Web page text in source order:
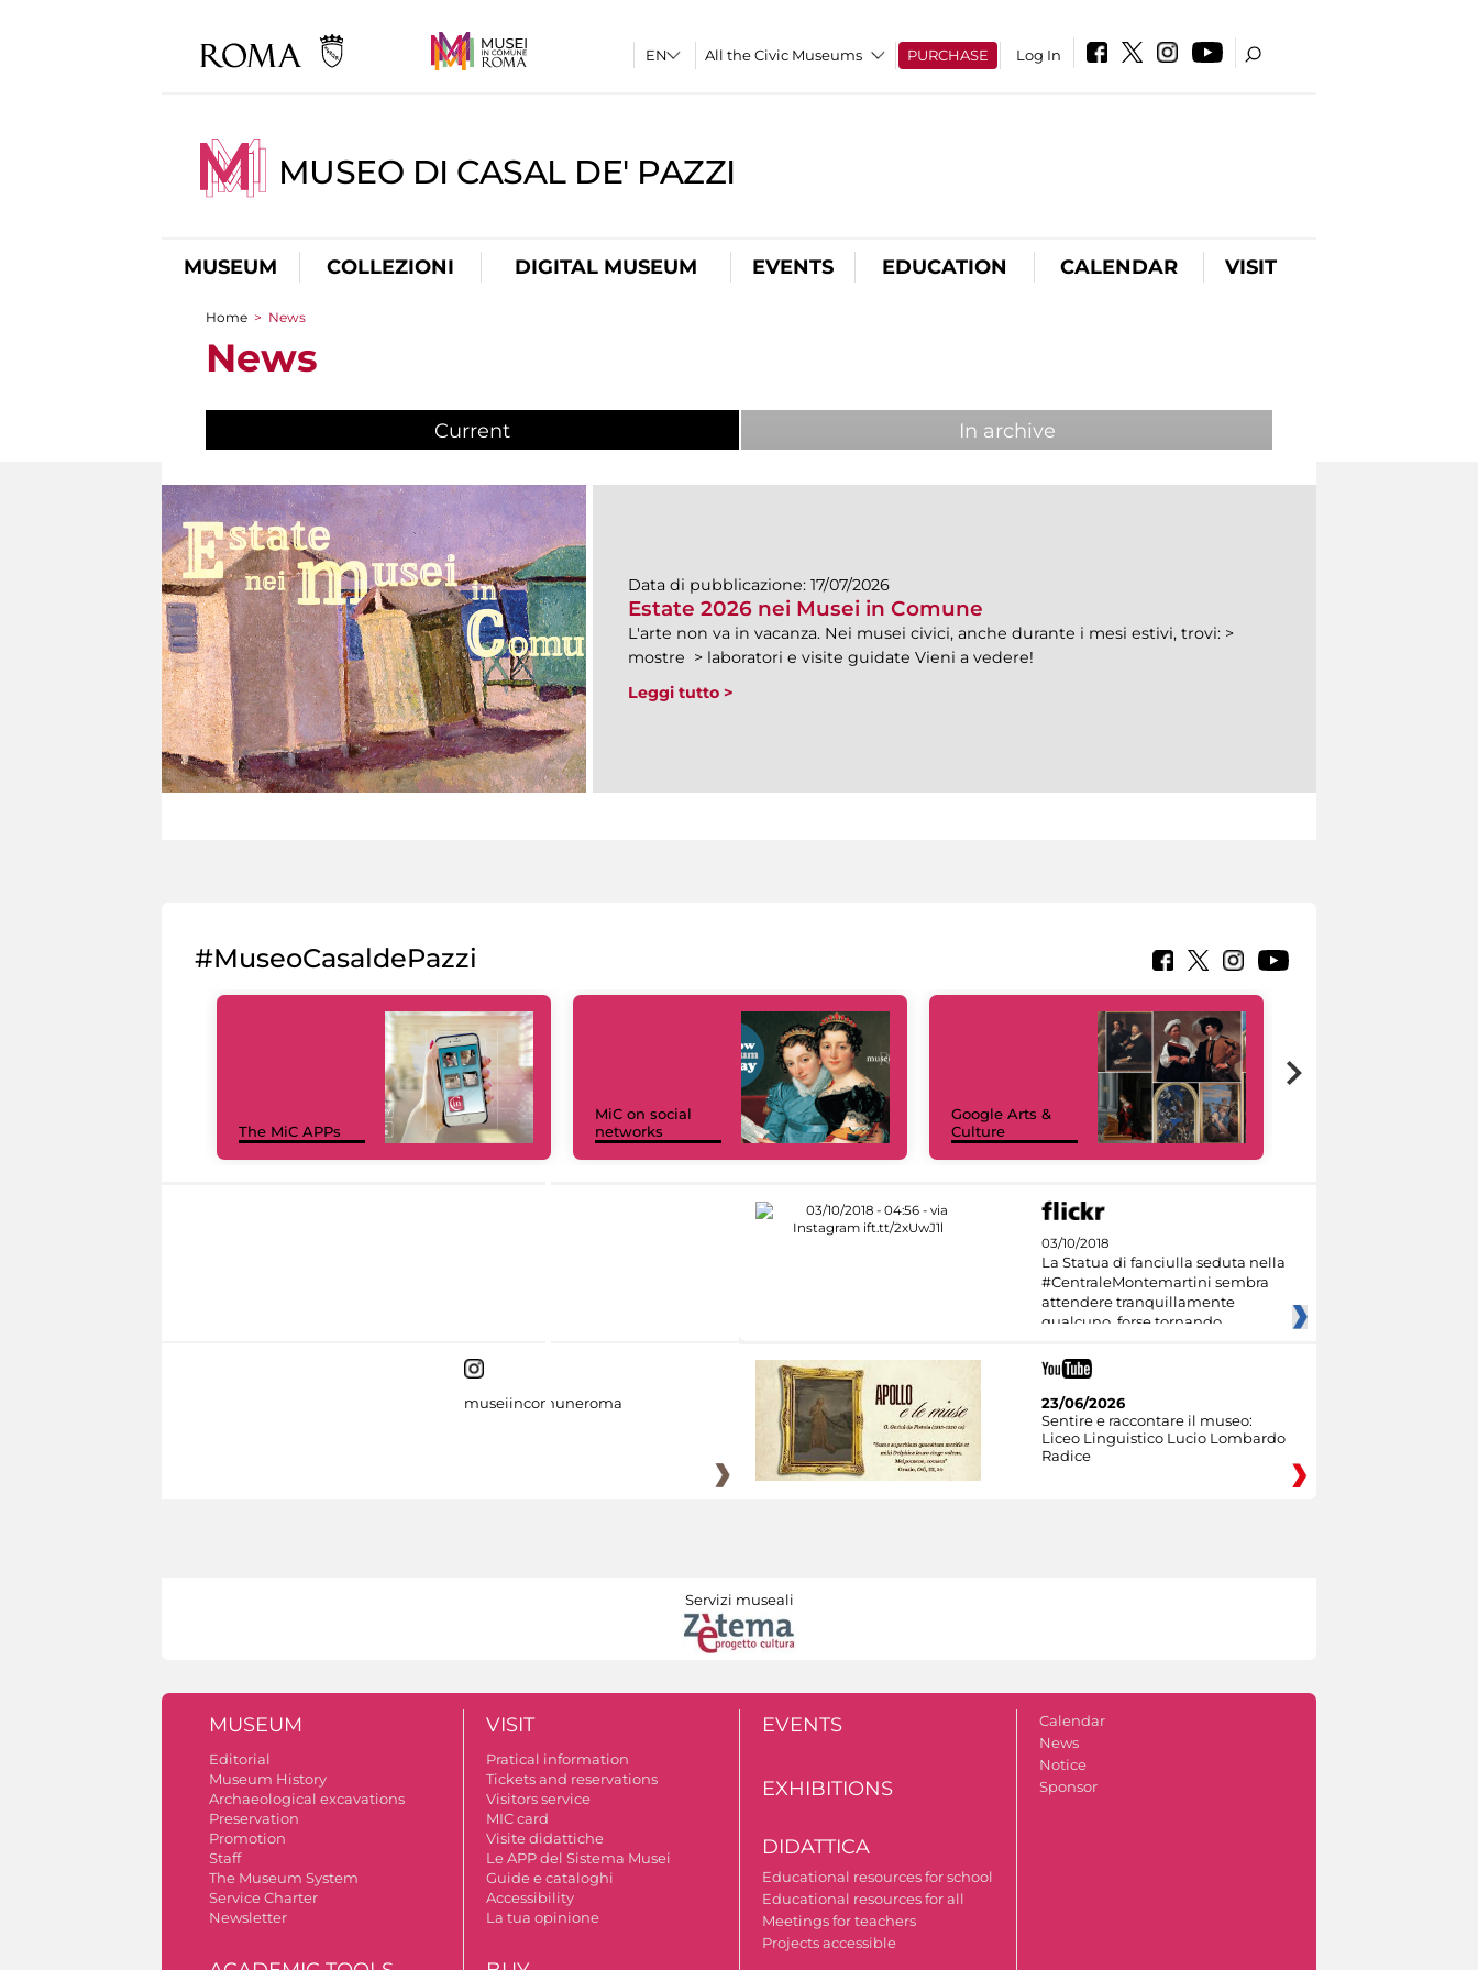
All the Civic Museums PURCHASE Log In
MUSEO DI CASAL DE' PAZZI
MUSEUM COLLEZIONI DIGITAL MUSEUM EVENTS EDUCATION CALENDAR VISIT
You are here
Home > News
News
Current In archive
Data di pubblicazione: 17/07/2026
Estate 2026 nei Musei in Comune
L'arte non va in vacanza. Nei musei civici, anche durante i mesi estivi, trovi: >
mostre > laboratori e visite guidate Vieni a vedere!
Leggi tutto >
#MuseoCasaldePazzi
The MiC APPs
MiC on social
networks
Google Arts &
Culture
03/10/2018
La Statua di fanciulla seduta nella
#CentraleMontemartini sembra
attendere tranquillamente
qualcuno, forse tornando
museiincomuneroma
23/06/2026
Sentire e raccontare il museo:
Liceo Linguistico Lucio Lombardo
Radice
Servizi museali
MUSEUM
Editorial
Museum History
Archaeological excavations
Preservation
Promotion
Staff
The Museum System
Service Charter
Newsletter
VISIT
Pratical information
Tickets and reservations
Visitors service
MIC card
Visite didattiche
Le APP del Sistema Musei
Guide e cataloghi
Accessibility
La tua opinione
EVENTS
EXHIBITIONS
DIDATTICA
Educational resources for school
Educational resources for all
Meetings for teachers
Projects accessible
Calendar
News
Notice
Sponsor